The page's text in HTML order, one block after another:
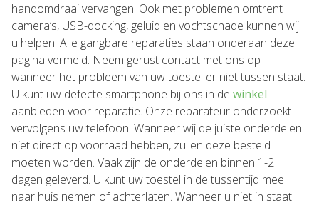
handomdraai vervangen. Ook met problemen omtrent
camera’s, USB-docking, geluid en vochtschade kunnen wij
u helpen. Alle gangbare reparaties staan onderaan deze
pagina vermeld. Neem gerust contact met ons op
wanneer het probleem van uw toestel er niet tussen staat.
U kunt uw defecte smartphone bij ons in de winkel
aanbieden voor reparatie. Onze reparateur onderzoekt
vervolgens uw telefoon. Wanneer wij de juiste onderdelen
niet direct op voorraad hebben, zullen deze besteld
moeten worden. Vaak zijn de onderdelen binnen 1-2
dagen geleverd. U kunt uw toestel in de tussentijd mee
naar huis nemen of achterlaten. Wanneer u niet in staat